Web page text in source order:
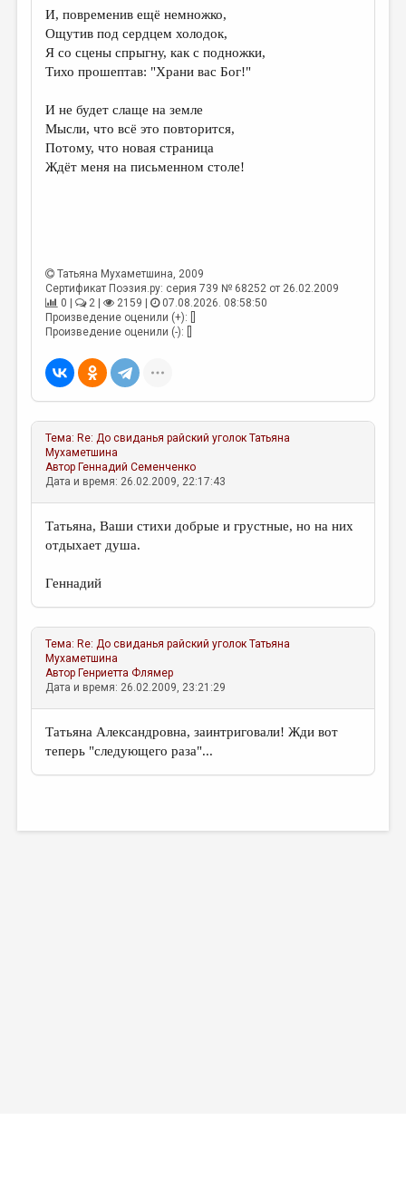
ЛИТЕРАТУРОВЕДЕНИЕ
КУЛЬТУРОВЕДЕНИЕ
РЕЦЕНЗИРОВАНИЕ
ЦИКЛЫ ПУБЛИКАЦИЙ
И, повременив ещё немножко,
Ощутив под сердцем холодок,
Я со сцены спрыгну, как с подножки,
Тихо прошептав: "Храни вас Бог!"
И не будет слаще на земле
Мысли, что всё это повторится,
Потому, что новая страница
Ждёт меня на письменном столе!
Татьяна Мухаметшина, 2009
Сертификат Поэзия.ру: серия 739 № 68252 от 26.02.2009
0 |
2 | 2159 |
07.08.2026. 08:58:50
Произведение оценили (+): []
Произведение оценили (-): []
Тема: Re: До свиданья райский уголок Татьяна
Мухаметшина
Автор Геннадий Семенченко
Дата и время: 26.02.2009, 22:17:43
Татьяна, Ваши стихи добрые и грустные, но на них
отдыхает душа.
Геннадий
Тема: Re: До свиданья райский уголок Татьяна
Мухаметшина
Автор Генриетта Флямер
Дата и время: 26.02.2009, 23:21:29
Татьяна Александровна, заинтриговали! Жди вот
теперь "следующего раза"...